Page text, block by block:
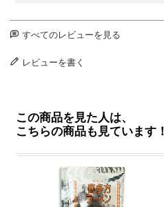
すべてのレビューを見る
レビューを書く
この商品を見た人は、
こちらの商品も見ています！